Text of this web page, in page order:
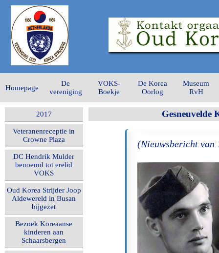
Homepage
De
vereniging
VOKS-
Boekje
De Korea
Oorlog
Museum
RvH
2017
Veteranenreceptie in
Crowne Plaza
DC Hendrik Mulder
benoemd tot erelid
VOKS
Oud Korea Strijder Joop
Aldewereld in Busan
bijgezet
Bezoek Koreaanse
kinderen aan
Schaarsbergen
(Nieuwsbericht van